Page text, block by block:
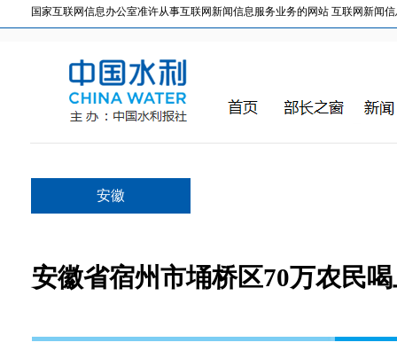
国家互联网信息办公室准许从事互联网新闻信息服务业务的网站 互联网新闻信
安徽
安徽省宿州市埇桥区70万农民